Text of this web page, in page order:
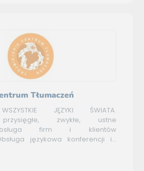
Tłumaczeń
JĘZYKI ŚWIATA.
przysięgłe, zwykłe, ustne
firm i klientów
językowa konferencji i...